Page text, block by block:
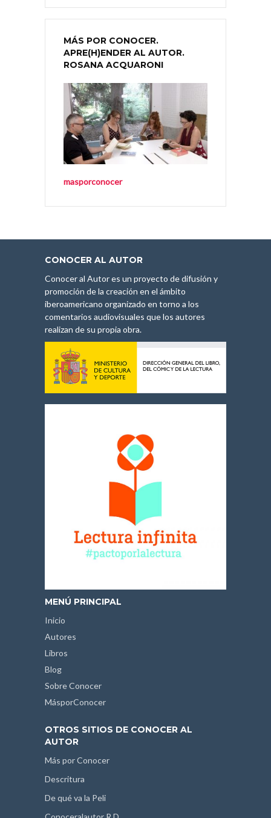
MÁS POR CONOCER.
APRE(H)ENDER AL AUTOR.
ROSANA ACQUARONI
masporconocer
CONOCER AL AUTOR
Conocer al Autor es un proyecto de difusión y
promoción de la creación en el ámbito
iberoamericano organizado en torno a los
comentarios audiovisuales que los autores
realizan de su propia obra.
MENÚ PRINCIPAL
Inicio
Autores
Libros
Blog
Sobre Conocer
MásporConocer
OTROS SITIOS DE CONOCER AL
AUTOR
Más por Conocer
Descritura
De qué va la Peli